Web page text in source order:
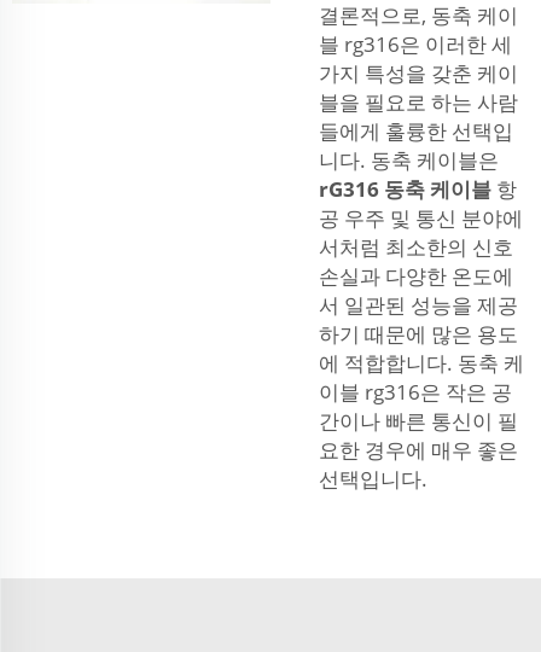
결론적으로, 동축 케이
블 rg316은 이러한 세
가지 특성을 갖춘 케이
블을 필요로 하는 사람
들에게 훌륭한 선택입
니다. 동축 케이블은
rG316 동축 케이블 항
공 우주 및 통신 분야에
서처럼 최소한의 신호
손실과 다양한 온도에
서 일관된 성능을 제공
하기 때문에 많은 용도
에 적합합니다. 동축 케
이블 rg316은 작은 공
간이나 빠른 통신이 필
요한 경우에 매우 좋은
선택입니다.